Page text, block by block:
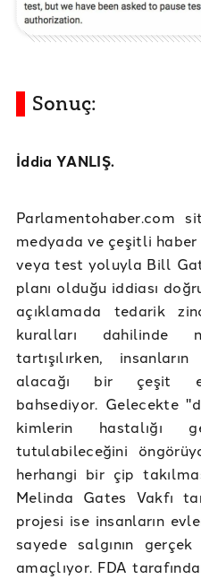
Sonuç:
İddia YANLIŞ.
Parlamentohaber.com
medyada ve çeşitli haber
veya test yoluyla Bill
planı olduğu iddiası
açıklamada tedarik
kuralları dahilinde
tartışılırken,
alacağı bir çeşit
bahsediyor. Gelecekte
kimlerin hastalığı
tutulabileceğini
herhangi bir çip
Melinda Gates Vakfı
projesi ise insanların
sayede salgının gerçek
amaçlıyor. FDA